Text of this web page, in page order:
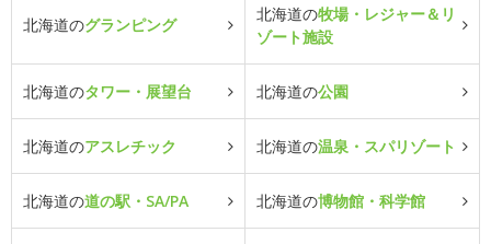
北海道のグランピング
北海道の牧場・レジャー＆リ
ゾート施設
北海道のタワー・展望台 北海道の公園
北海道のアスレチック 北海道の温泉・スパリゾート
北海道の道の駅・SA/PA 北海道の博物館・科学館